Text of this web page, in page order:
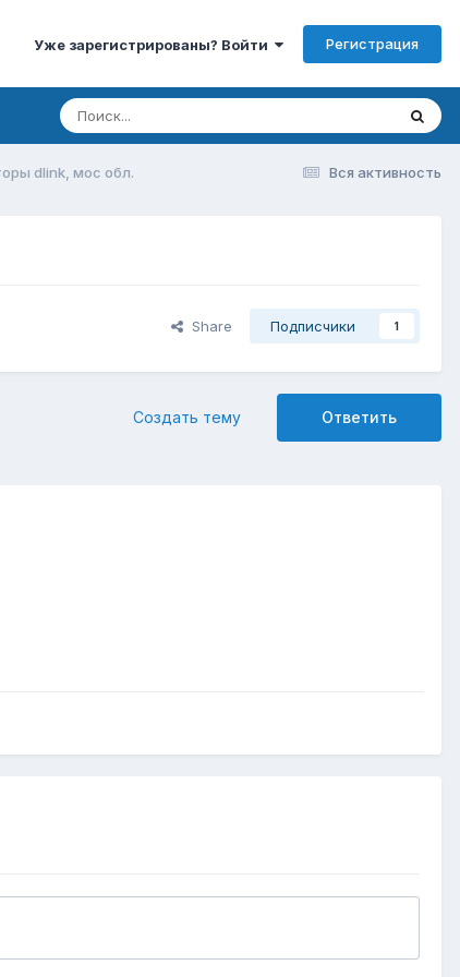
Уже зарегистрированы? Войти Регистрация
Вся активность
dlink, мос обл.
Share Подписчики 1
Ответить
Создать тему